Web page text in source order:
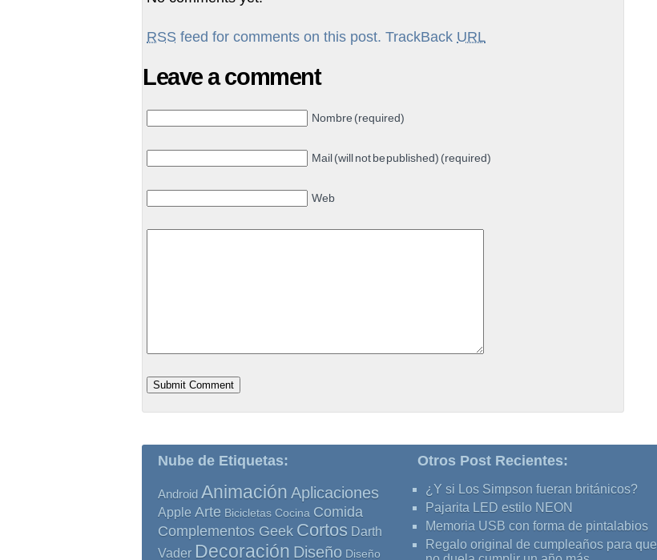
RSS feed for comments on this post. TrackBack URL
Leave a comment
Nombre (required)
Mail (will not be published) (required)
Web
Nube de Etiquetas:
Android Animación Aplicaciones
Apple Arte Bicicletas Cocina Comida
Complementos Geek Cortos Darth
Vader Decoración Diseño Diseño
Otros Post Recientes:
¿Y si Los Simpson fueran británicos?
Pajarita LED estilo NEON
Memoria USB con forma de pintalabios
Regalo original de cumpleaños para que